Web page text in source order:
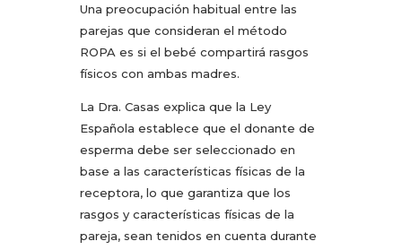
Una preocupación habitual entre las
parejas que consideran el método
ROPA es si el bebé compartirá rasgos
físicos con ambas madres.
La Dra. Casas explica que la Ley
Española establece que el donante de
esperma debe ser seleccionado en
base a las características físicas de la
receptora, lo que garantiza que los
rasgos y características físicas de la
pareja, sean tenidos en cuenta durante